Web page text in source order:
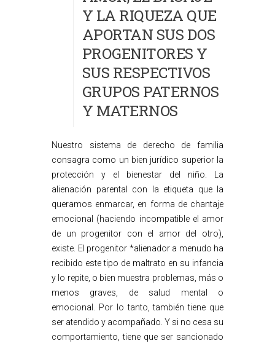
Y LA RIQUEZA QUE
APORTAN SUS DOS
PROGENITORES Y
SUS RESPECTIVOS
GRUPOS PATERNOS
Y MATERNOS
Nuestro sistema de derecho de familia
consagra como un bien jurídico superior la
protección y el bienestar del niño. La
alienación parental con la etiqueta que la
queramos enmarcar, en forma de chantaje
emocional (haciendo incompatible el amor
de un progenitor con el amor del otro),
existe. El progenitor *alienador a menudo ha
recibido este tipo de maltrato en su infancia
y lo repite, o bien muestra problemas, más o
menos graves, de salud mental o
emocional. Por lo tanto, también tiene que
ser atendido y acompañado. Y si no cesa su
comportamiento, tiene que ser sancionado